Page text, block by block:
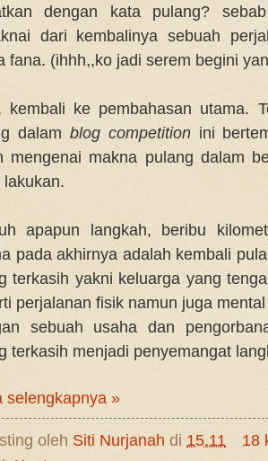
dengan kata pulang?
dari kembalinya sebuah
fana. (ihhh,,ko jadi serem begini
kembali ke pembahasan utama.
dalam blog competitionini
mengenai makna pulang dalam
lakukan.
apapun langkah, beribu
pada akhirnya adalah kembali
terkasih yakni keluarga yang
perjalanan fisik namun juga
sebuah usaha dan
terkasih menjadi penyemangat
selengkapnya »
oleh Siti Nurjanah di 15.11
18